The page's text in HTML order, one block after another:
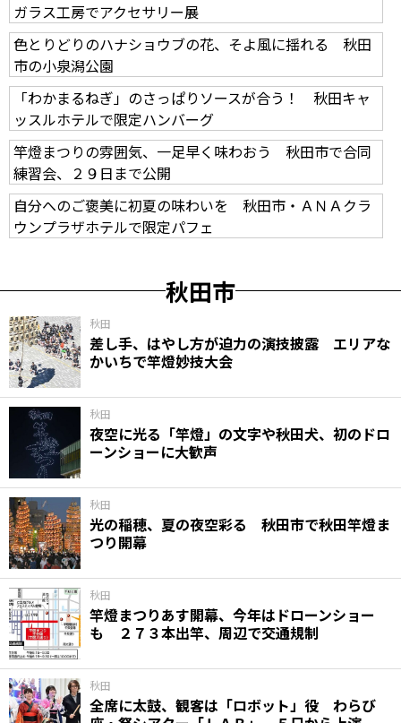
ガラス工房でアクセサリー展
色とりどりのハナショウブの花、そよ風に揺れる 秋田
市の小泉潟公園
「わかまるねぎ」のさっぱりソースが合う！ 秋田キャ
ッスルホテルで限定ハンバーグ
竿燈まつりの雰囲気、一足早く味わおう 秋田市で合同
練習会、２９日まで公開
自分へのご褒美に初夏の味わいを 秋田市・ＡＮＡクラ
ウンプラザホテルで限定パフェ
秋田市
秋田
差し手、はやし方が迫力の演技披露 エリアな
かいちで竿燈妙技大会
秋田
夜空に光る「竿燈」の文字や秋田犬、初のドロ
ーンショーに大歓声
秋田
光の稲穂、夏の夜空彩る 秋田市で秋田竿燈ま
つり開幕
秋田
竿燈まつりあす開幕、今年はドローンショー
も ２７３本出竿、周辺で交通規制
秋田
全席に太鼓、観客は「ロボット」役 わらび